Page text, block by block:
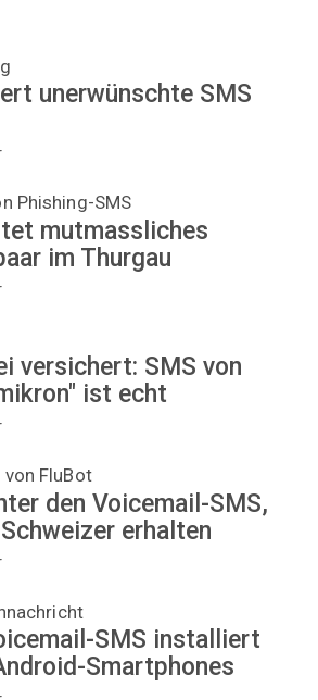
unerwünschte SMS
Phishing-SMS
mutmassliches
im Thurgau
versichert: SMS von
ist echt
FluBot
den Voicemail-SMS,
erhalten
SMS installiert
Smartphones